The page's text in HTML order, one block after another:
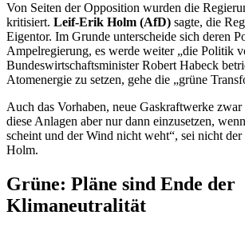
Von Seiten der Opposition wurden die
kritisiert. Leif-Erik Holm (AfD) sagte, die
Eigentor. Im Grunde unterscheide sich deren
Ampelregierung, es werde weiter „die Politik
Bundeswirtschaftsminister Robert Habeck
Atomenergie zu setzen, gehe die „grüne
Auch das Vorhaben, neue Gaskraftwerke
diese Anlagen aber nur dann einzusetzen,
scheint und der Wind nicht weht“, sei nicht der
Holm.
Grüne: Pläne sind Ende der
Klimaneutralität